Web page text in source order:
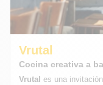
Vrutal
Cocina creativa a
Vrutal es una